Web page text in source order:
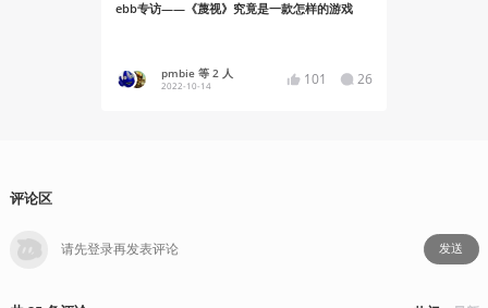
ebb专访——《蔑视》究竟是一款怎样的游戏
pmbie 等 2 人
2022-10-14 101 26
评论区
发送